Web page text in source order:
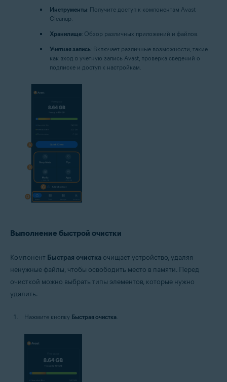
Инструменты: Получите доступ к компонентам Avast
Cleanup.
Хранилище: Обзор различных приложений и файлов.
Учетная запись: Включает различные возможности, такие
как вход в учетную запись Avast, проверка сведений о
подписке и доступ к настройкам.
Выполнение быстрой очистки
Компонент Быстрая очистка очищает устройство, удаляя
ненужные файлы, чтобы освободить место в памяти. Перед
очисткой можно выбрать типы элементов, которые нужно
удалить.
Нажмите кнопку Быстрая очистка.